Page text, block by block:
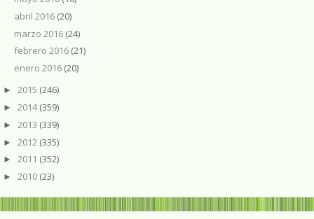
abril 2016 (20)
marzo 2016 (24)
febrero 2016 (21)
enero 2016 (20)
► 2015 (246)
► 2014(359)
► 2013 (339)
► 2012 (335)
► 2011 (352)
► 2010 (23)